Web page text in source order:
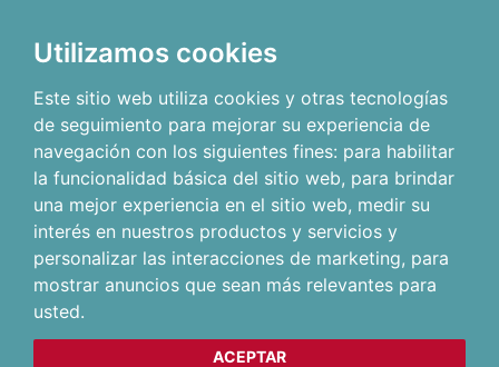
Utilizamos cookies
Este sitio web utiliza cookies y otras tecnologías
de seguimiento para mejorar su experiencia de
navegación con los siguientes fines: para habilitar
la funcionalidad básica del sitio web, para brindar
una mejor experiencia en el sitio web, medir su
interés en nuestros productos y servicios y
personalizar las interacciones de marketing, para
mostrar anuncios que sean más relevantes para
usted.
ACEPTAR